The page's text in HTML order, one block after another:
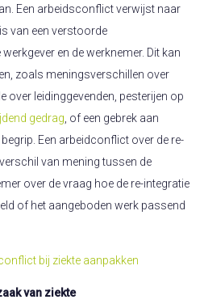
Een arbeidsconflict verwijst naar
van een verstoorde
en de werknemer. Dit kan
zoals meningsverschillen over
over leidinggevenden, pesterijen op
gedrag , of een gebrek aan
Een arbeidconflict over de re-
van mening tussen de
over de vraag hoe de re-integratie
of het aangeboden werk passend
bij ziekte aanpakken
van ziekte